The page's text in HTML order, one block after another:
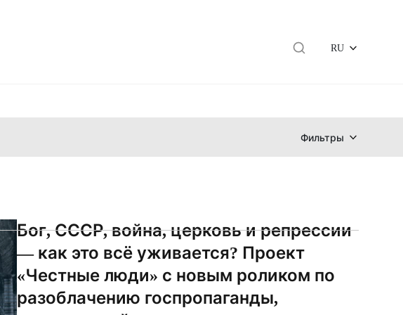
RU
Фильтры
Бог, СССР, война, церковь и репрессии
— как это всё уживается? Проект
«Честные люди» с новым роликом по
разоблачению госпропаганды,